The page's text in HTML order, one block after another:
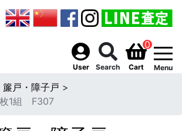
User Search
0
Cart Menu
簾戸・障子戸 >
1組 F307